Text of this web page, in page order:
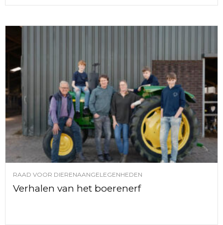
RAAD VOOR DIERENAANGELEGENHEDEN
Verhalen van het boerenerf